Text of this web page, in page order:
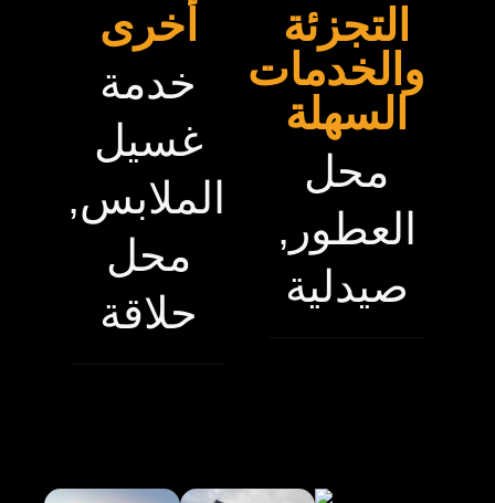
التجزئة
والخدمات
السهلة
محل
العطور,
صيدلية
أخرى
خدمة
غسيل
الملابس,
محل
حلاقة